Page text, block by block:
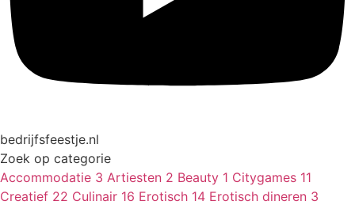
bedrijfsfeestje.nl
Zoek op categorie
Accommodatie 3 Artiesten 2 Beauty 1 Citygames 11
Creatief 22 Culinair 16 Erotisch 14 Erotisch dineren 3